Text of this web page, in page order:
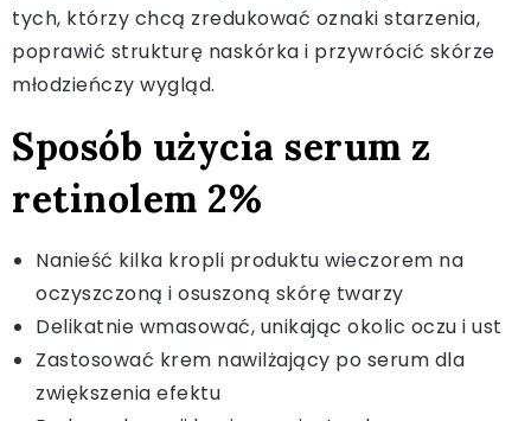
tych, którzy chcą zredukować oznaki starzenia,
poprawić strukturę naskórka i przywrócić skórze
młodzieńczy wygląd.
Sposób użycia serum z
retinolem 2%
Nanieść kilka kropli produktu wieczorem na
oczyszczoną i osuszoną skórę twarzy
Delikatnie wmasować, unikając okolic oczu i ust
Zastosować krem nawilżający po serum dla
zwiększenia efektu